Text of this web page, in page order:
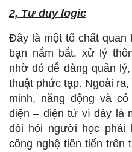
2, Tư duy logic
Đây là một tố chất quan
bạn nắm bắt, xử lý
nhờ đó dễ dàng quản
thuật phức tạp. Ngoài
minh, năng động và
điện – điện tử vì đây là
đòi hỏi người học phải
công nghệ tiên tiến trên